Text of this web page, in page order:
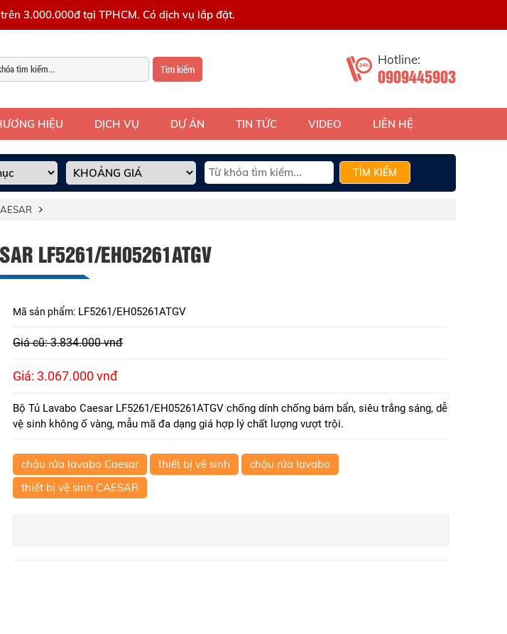
3.000.000đ tại TPHCM. Có dịch vụ lắp đặt.
Tìm kiếm
Hotline:
0909445903
HIỆU DỊCH VỤ DỰ ÁN TIN TỨC VIDEO LIÊN HỆ
TÌM KIẾM
LF5261/EH05261ATGV
Mã sản phẩm: LF5261/EH05261ATGV
Giá cũ: 3.834.000 vnđ
Giá: 3.067.000 vnđ
Bộ Tủ Lavabo Caesar LF5261/EH05261ATGV chống dính chống bám bẩn, siêu trắng sáng, dễ
vệ sinh không ố vàng, mẫu mã đa dạng giá hợp lý chất lượng vượt trội.
chậu rửa lavabo Caesar thiết bị vệ sinh
chậu rửa lavabo
thiết bị vệ sinh CAESAR